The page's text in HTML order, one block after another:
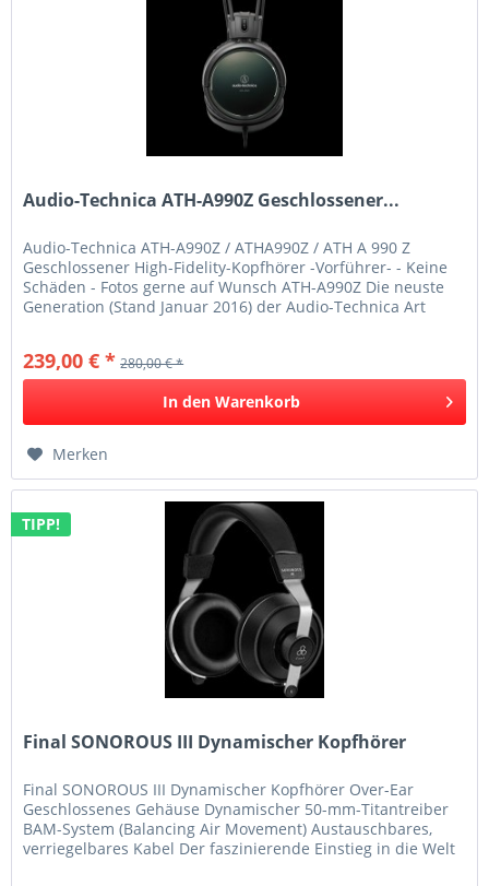
Audio-Technica ATH-A990Z Geschlossener...
Audio-Technica ATH-A990Z / ATHA990Z / ATH A 990 Z
Geschlossener High-Fidelity-Kopfhörer -Vorführer- - Keine
Schäden - Fotos gerne auf Wunsch ATH-A990Z Die neuste
Generation (Stand Januar 2016) der Audio-Technica Art
239,00 € * 280,00 € *
In den Warenkorb
Merken
TIPP!
Final SONOROUS III Dynamischer Kopfhörer
Final SONOROUS III Dynamischer Kopfhörer Over-Ear
Geschlossenes Gehäuse Dynamischer 50-mm-Titantreiber
BAM-System (Balancing Air Movement) Austauschbares,
verriegelbares Kabel Der faszinierende Einstieg in die Welt